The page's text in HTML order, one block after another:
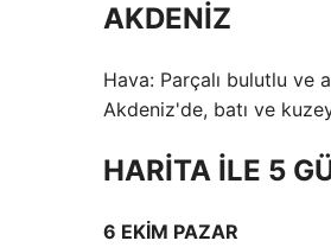
AKDENİZ
Hava: Parçalı bulutlu ve
Akdeniz'de, batı ve
HARİTA İLE 5
6 EKİM PAZAR